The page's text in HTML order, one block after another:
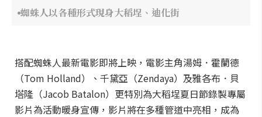
蜘蛛人以各種形式現身大稻埕、迪化街
搭配蜘蛛人最新電影即將上映，電影主角湯姆．霍蘭德
（Tom Holland）、千黛亞（Zendaya）及雅各布．貝
塔隆（Jacob Batalon）更特別為大稻埕夏日節錄製專屬
影片為活動暖身宣傳，影片將在多種管道中亮相，成為